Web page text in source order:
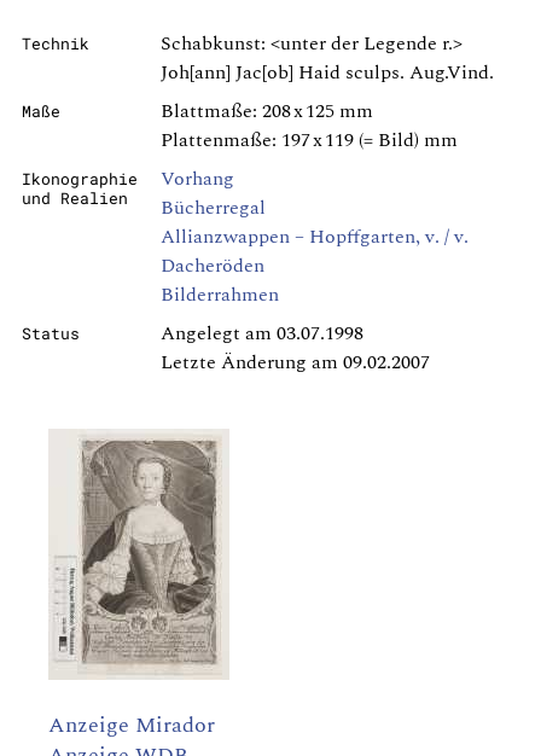
Technik
Schabkunst: <unter der Legende r.>
Joh[ann] Jac[ob] Haid sculps. Aug.Vind.
Maße
Blattmaße: 208 x 125 mm
Plattenmaße: 197 x 119 (= Bild) mm
Ikonographie
und Realien
Vorhang
Bücherregal
Allianzwappen – Hopffgarten, v. / v.
Dacheröden
Bilderrahmen
Status
Angelegt am 03.07.1998
Letzte Änderung am 09.02.2007
Anzeige Mirador